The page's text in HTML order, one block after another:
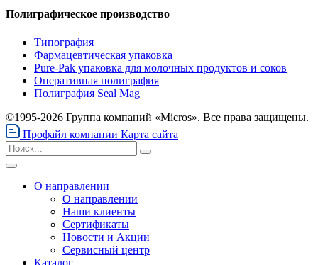
Полиграфическое производство
Типография
Фармацевтическая упаковка
Pure-Pak упаковка для молочных продуктов и соков
Оперативная полиграфия
Полиграфия Seal Mag
©1995-2026 Группа компаний «Micros». Все права защищены.
Профайл компании Карта сайта
О направлении
О направлении
Наши клиенты
Сертификаты
Новости и Акции
Сервисный центр
Каталог